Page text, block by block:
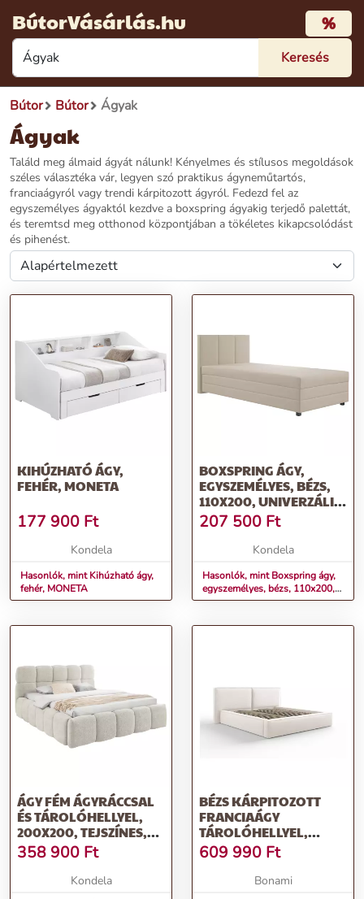
BútorVásárlás.hu %
Bútor Bútor Ágyak
Ágyak
Találd meg álmaid ágyát nálunk! Kényelmes és stílusos megoldások
széles választéka vár, legyen szó praktikus ágyneműtartós,
franciaágyról vagy trendi kárpitozott ágyról. Fedezd fel az
egyszemélyes ágyaktól kezdve a boxspring ágyakig terjedő palettát,
és teremtsd meg otthonod központjában a tökéletes kikapcsolódást
és pihenést.
KIHÚZHATÓ ÁGY,
FEHÉR, MONETA
177 900 Ft
Kondela
Hasonlók, mint Kihúzható ágy,
fehér, MONETA
BOXSPRING ÁGY,
EGYSZEMÉLYES, BÉZS,
110X200, UNIVERZÁLIS,
ALEXA
207 500 Ft
Kondela
Hasonlók, mint Boxspring ágy,
egyszemélyes, bézs, 110x200,
univerzális, ALEXA
ÁGY FÉM ÁGYRÁCCSAL
ÉS TÁROLÓHELLYEL,
200X200, TEJSZÍNES,
SORENA
358 900 Ft
Kondela
BÉZS KÁRPITOZOTT
FRANCIAÁGY
TÁROLÓHELLYEL,
ÁGYRÁCCSAL 180X200
CM ARENDAL –
COSMOPOLITAN
609 990 Ft
Bonami